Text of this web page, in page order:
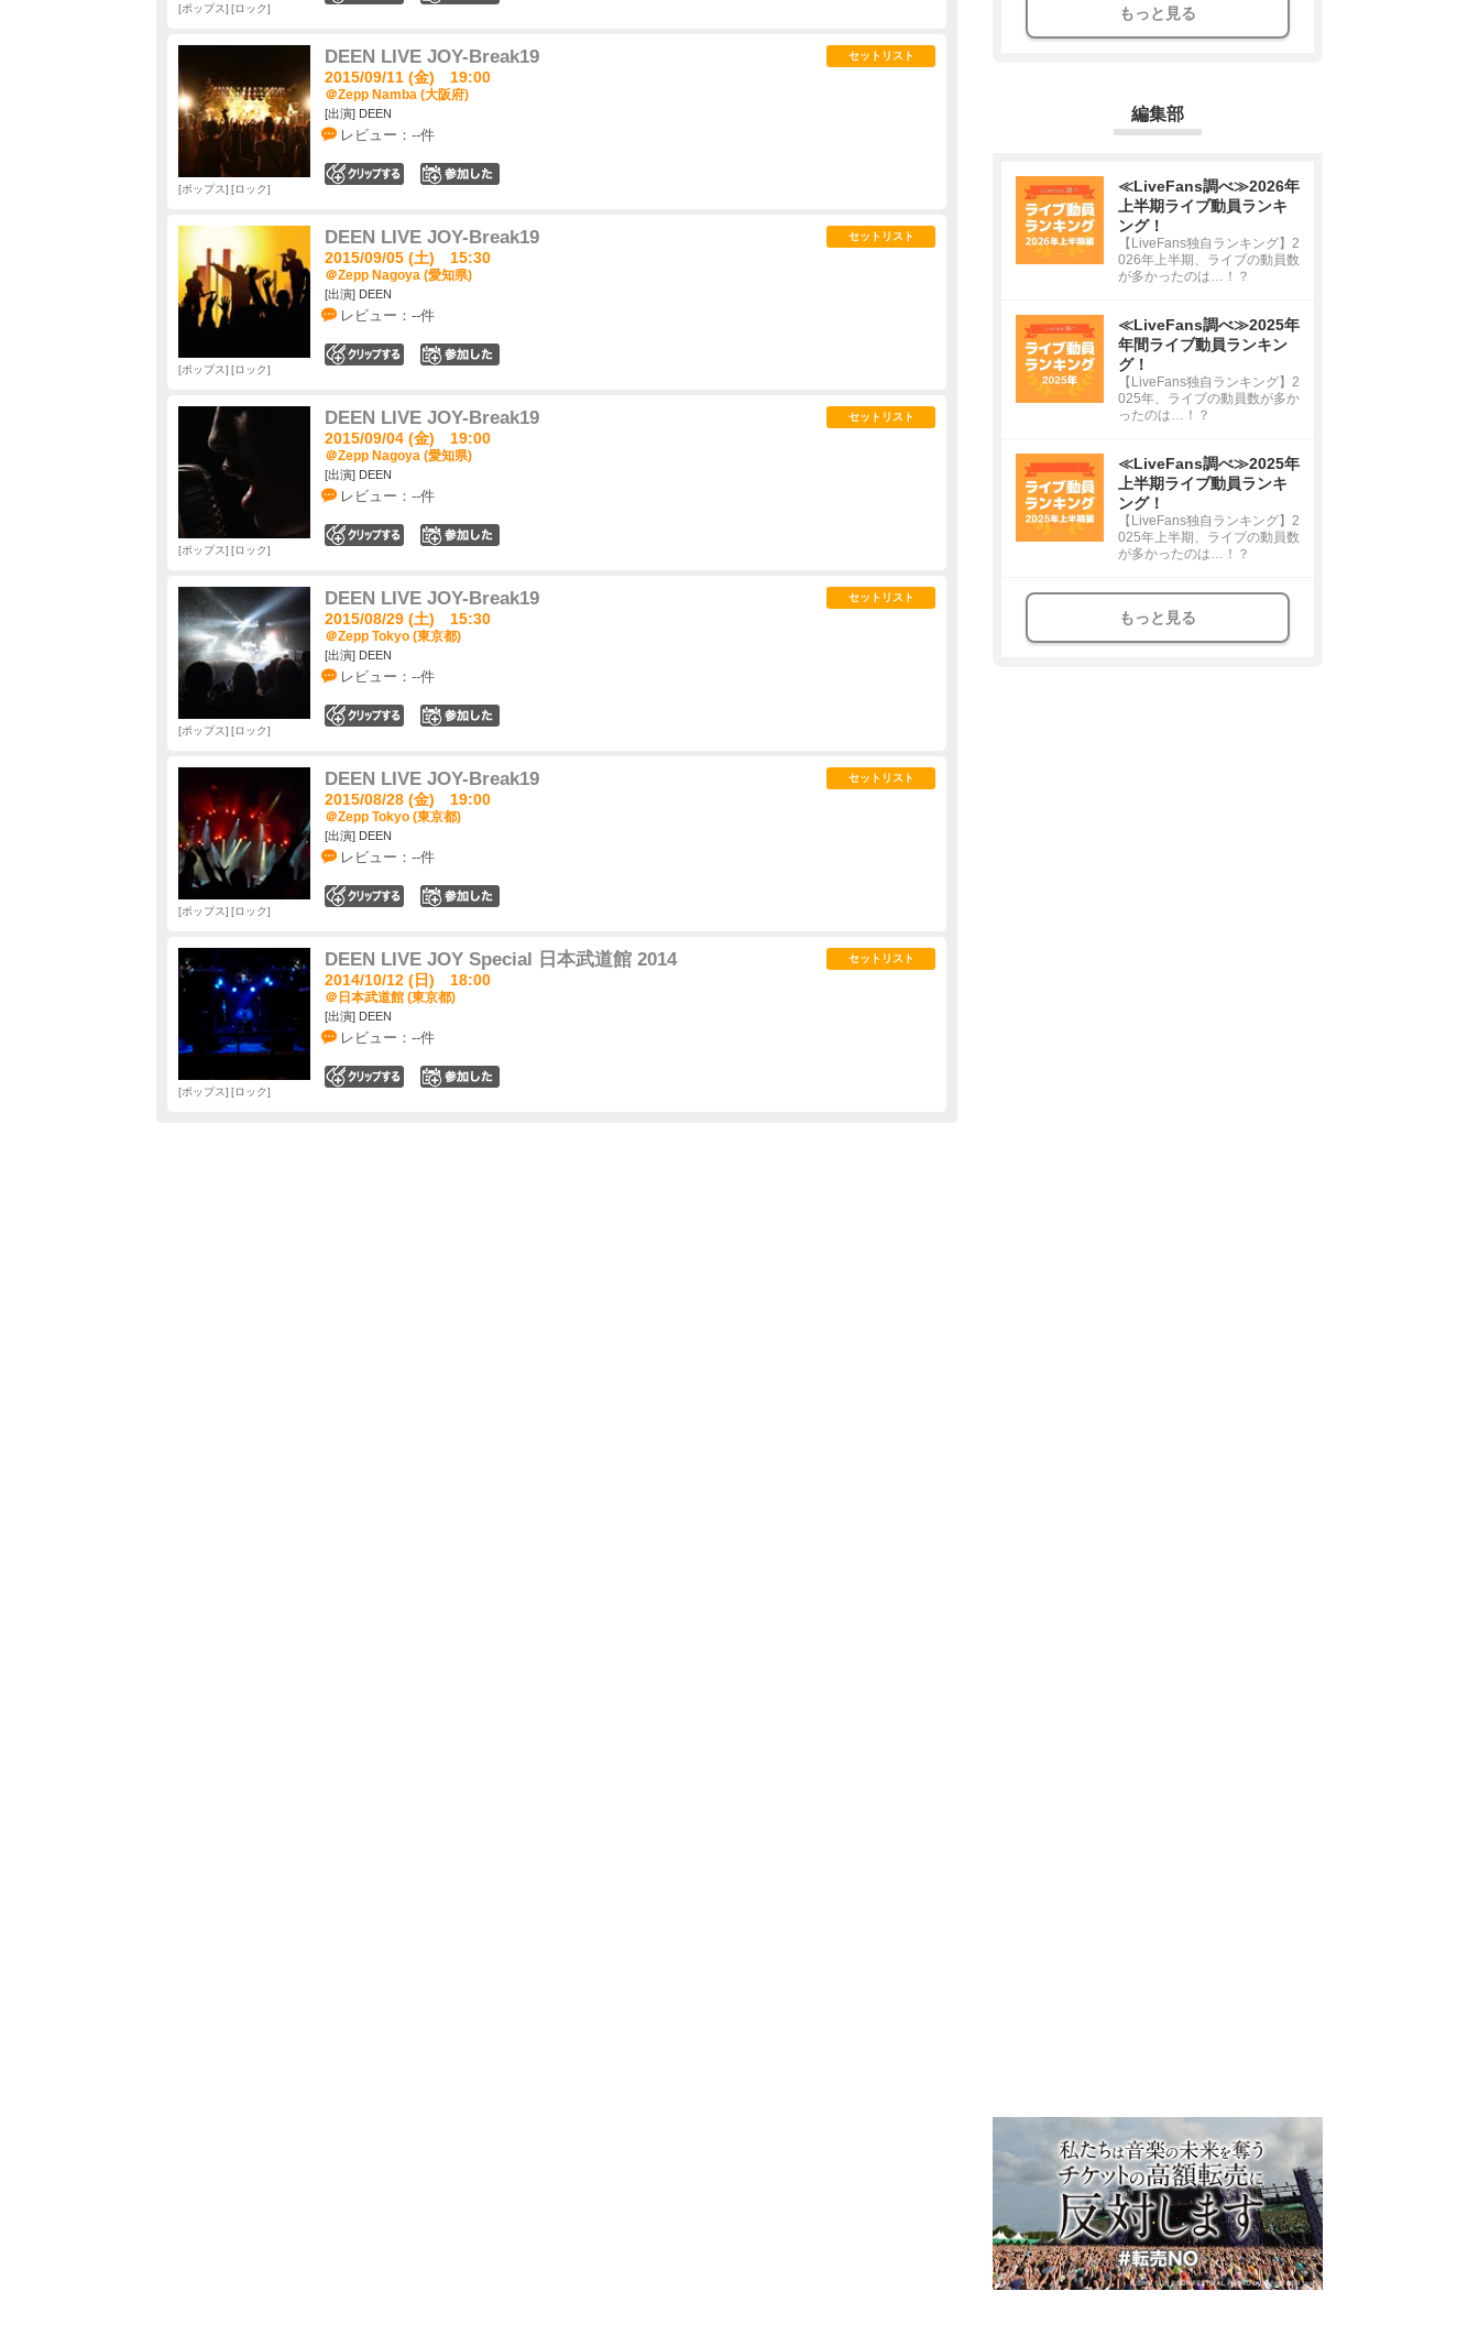
ポップス ロック
DEEN LIVE JOY-Break19
2015/09/11 (金) 19:00
＠Zepp Namba (大阪府)
[出演] DEEN
レビュー：--件
セットリスト
ポップス ロック
DEEN LIVE JOY-Break19
2015/09/05 (土) 15:30
＠Zepp Nagoya (愛知県)
[出演] DEEN
レビュー：--件
セットリスト
ポップス ロック
DEEN LIVE JOY-Break19
2015/09/04 (金) 19:00
＠Zepp Nagoya (愛知県)
[出演] DEEN
レビュー：--件
セットリスト
ポップス ロック
DEEN LIVE JOY-Break19
2015/08/29 (土) 15:30
＠Zepp Tokyo (東京都)
[出演] DEEN
レビュー：--件
セットリスト
ポップス ロック
DEEN LIVE JOY-Break19
2015/08/28 (金) 19:00
＠Zepp Tokyo (東京都)
[出演] DEEN
レビュー：--件
セットリスト
ポップス ロック
DEEN LIVE JOY Special 日本武道館 2014
2014/10/12 (日) 18:00
＠日本武道館 (東京都)
[出演] DEEN
レビュー：--件
セットリスト
ポップス ロック
もっと見る
編集部
≪LiveFans調べ≫2026年
上半期ライブ動員ランキ
ング！
【LiveFans独自ランキング】2
026年上半期、ライブの動員数
が多かったのは…！？
≪LiveFans調べ≫2025年
年間ライブ動員ランキン
グ！
【LiveFans独自ランキング】2
025年、ライブの動員数が多か
ったのは…！？
≪LiveFans調べ≫2025年
上半期ライブ動員ランキ
ング！
【LiveFans独自ランキング】2
025年上半期、ライブの動員数
が多かったのは…！？
もっと見る